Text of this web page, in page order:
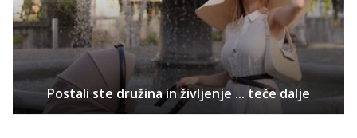
Postali ste družina in življenje ... teče dalje